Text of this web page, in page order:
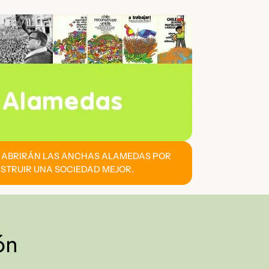
LAS ANCHAS ALAMEDAS POR
UNA SOCIEDAD MEJOR.